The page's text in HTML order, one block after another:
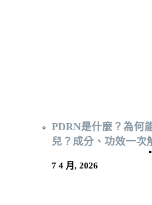
PDRN是什麼？為何
兒？成分、功效一次
7 4 月, 2026